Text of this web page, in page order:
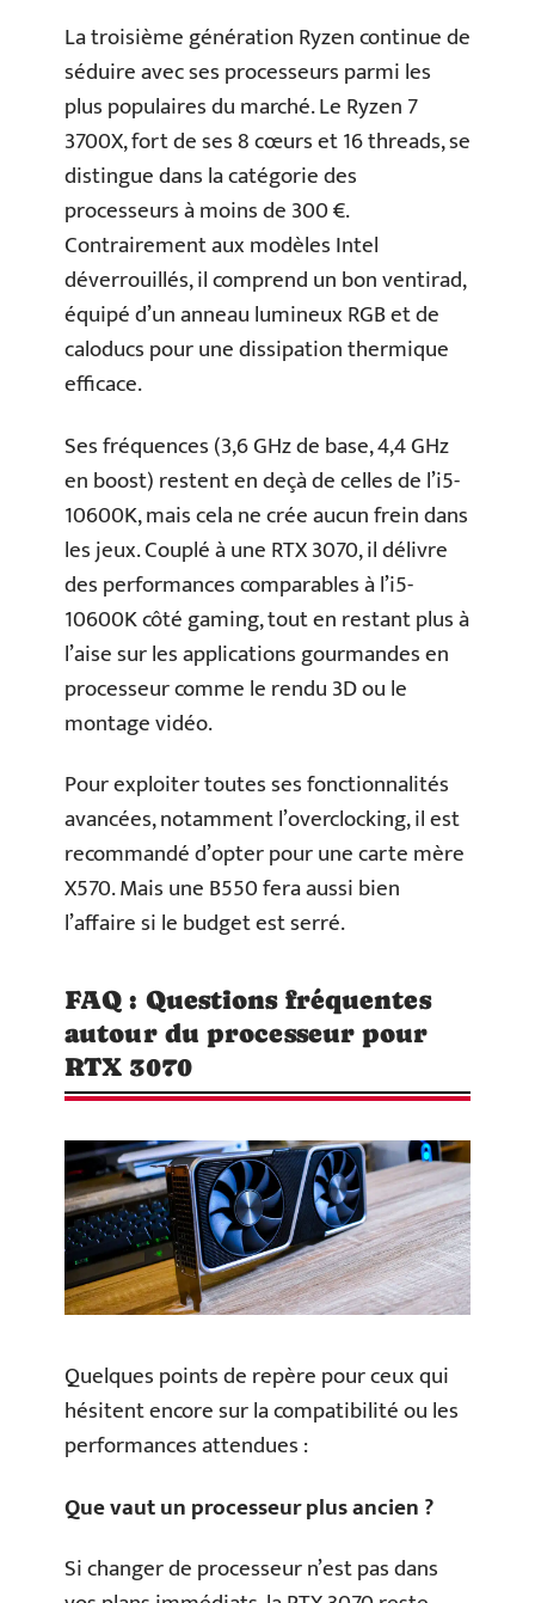
La troisième génération Ryzen continue de
séduire avec ses processeurs parmi les
plus populaires du marché. Le Ryzen 7
3700X, fort de ses 8 cœurs et 16 threads, se
distingue dans la catégorie des
processeurs à moins de 300 €.
Contrairement aux modèles Intel
déverrouillés, il comprend un bon ventirad,
équipé d’un anneau lumineux RGB et de
caloducs pour une dissipation thermique
efficace.
Ses fréquences (3,6 GHz de base, 4,4 GHz
en boost) restent en deçà de celles de l’i5-
10600K, mais cela ne crée aucun frein dans
les jeux. Couplé à une RTX 3070, il délivre
des performances comparables à l’i5-
10600K côté gaming, tout en restant plus à
l’aise sur les applications gourmandes en
processeur comme le rendu 3D ou le
montage vidéo.
Pour exploiter toutes ses fonctionnalités
avancées, notamment l’overclocking, il est
recommandé d’opter pour une carte mère
X570. Mais une B550 fera aussi bien
l’affaire si le budget est serré.
FAQ : Questions fréquentes
autour du processeur pour
RTX 3070
Quelques points de repère pour ceux qui
hésitent encore sur la compatibilité ou les
performances attendues :
Que vaut un processeur plus ancien ?
Si changer de processeur n’est pas dans